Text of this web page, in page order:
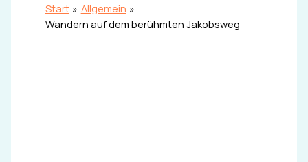
Start
Allgemein
Wandern auf dem berühmten Jakobsweg